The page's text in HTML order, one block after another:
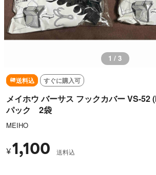
2 / 3
送料込 すぐに購入可
メイホウ バーサス フックカバー VS-52
パック 2袋
MEIHO
¥1,100 送料込